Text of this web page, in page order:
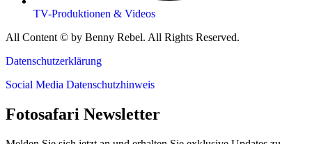
TV-Produktionen & Videos
All Content © by Benny Rebel. All Rights Reserved.
Datenschutzerklärung
Social Media Datenschutzhinweis
Fotosafari Newsletter